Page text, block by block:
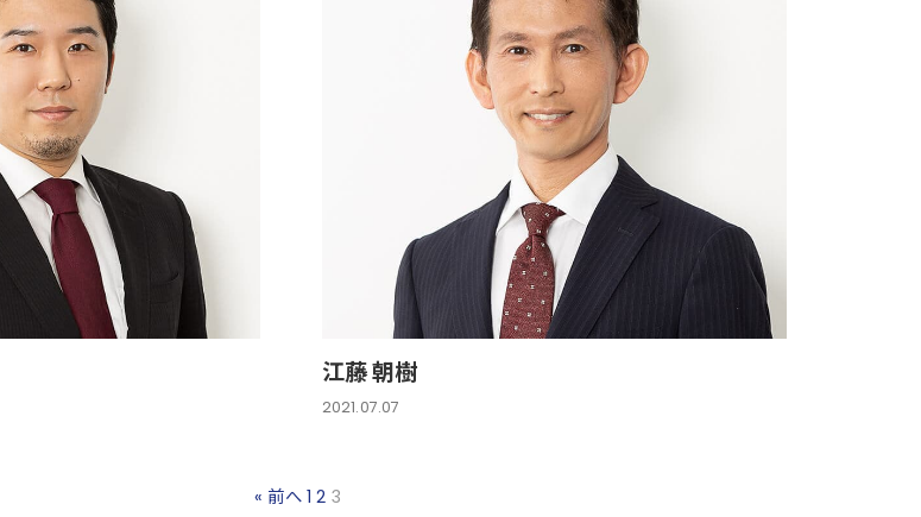
江藤 朝樹
2021.07.07
« 前へ 1 2 3